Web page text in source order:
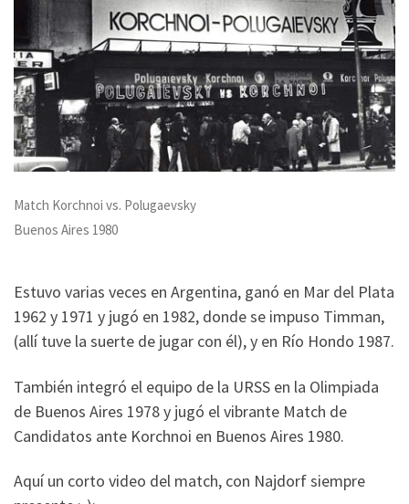
Match Korchnoi vs. Polugaevsky
Buenos Aires 1980
Estuvo varias veces en Argentina, ganó en Mar del Plata
1962 y 1971 y jugó en 1982, donde se impuso Timman,
(allí tuve la suerte de jugar con él), y en Río Hondo 1987.
También integró el equipo de la URSS en la Olimpiada
de Buenos Aires 1978 y jugó el vibrante Match de
Candidatos ante Korchnoi en Buenos Aires 1980.
Aquí un corto video del match, con Najdorf siempre